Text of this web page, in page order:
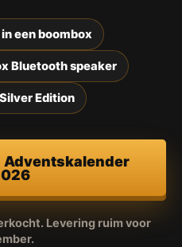
een boombox
Bluetooth speaker
Edition
Adventskalender
Levering ruim voor